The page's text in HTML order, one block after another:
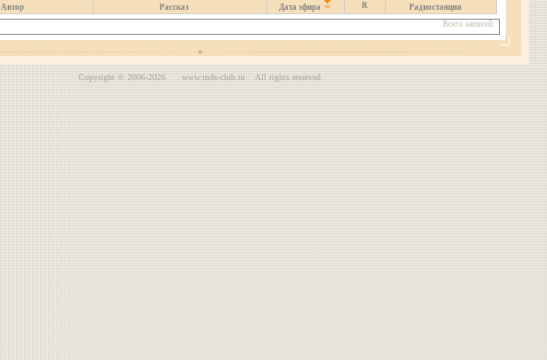
Автор Рассказ Дата эфира R
Радиостанция
Всего записей:
Copyright © 2006-2026 www.mds-club.ru All rights reserved